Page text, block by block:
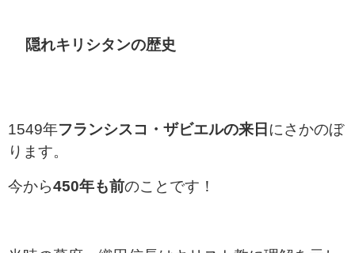
隠れキリシタンの歴史
1549年フランシスコ・ザビエルの来日 にさかのぼ
ります。
今から450年も前のことです！